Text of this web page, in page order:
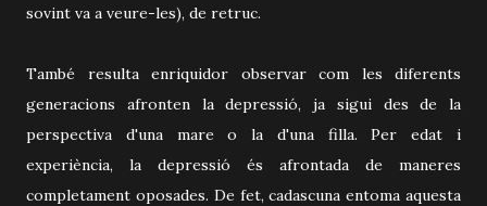
sovint va a veure-les), de retruc.
També resulta enriquidor observar com les diferents
generacions afronten la depressió, ja sigui des de la
perspectiva d'una mare o la d'una filla. Per edat i
experiència, la depressió és afrontada de maneres
completament oposades. De fet, cadascuna entoma aquesta